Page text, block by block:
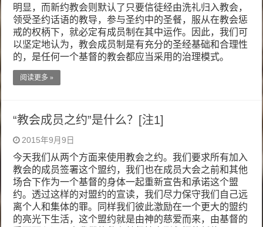
明显，而新约教会则默认了只要信徒经由洗礼归入教会，
领受圣约话语的教导，参与圣约中的圣餐，服从在教会惩
戒的权柄下，就必定有成员制在其中运作。因此，我们可
以坚定地认为，教会成员制是有充分的圣经基础和合理性
的，是任何一个基督的教会都应当采用的治理模式。
阅读更多 »
“教会成员之约”是什么？[注1]
2015年9月9日
今天我们从两个方面来使用教会之约。我们要求所有加入
教会的成员签署这个盟约，我们也在成员大会之前和其他
场合下作为一个基督的身体一起重新宣告和承诺这个盟
约。透过这样的对盟约的宣读，我们尽力保守我们自己远
离个人和集体的罪。同样我们彼此激励在一个更大的盟约
的亮光下生活，这个盟约就是由神的慈爱而来，由基督的